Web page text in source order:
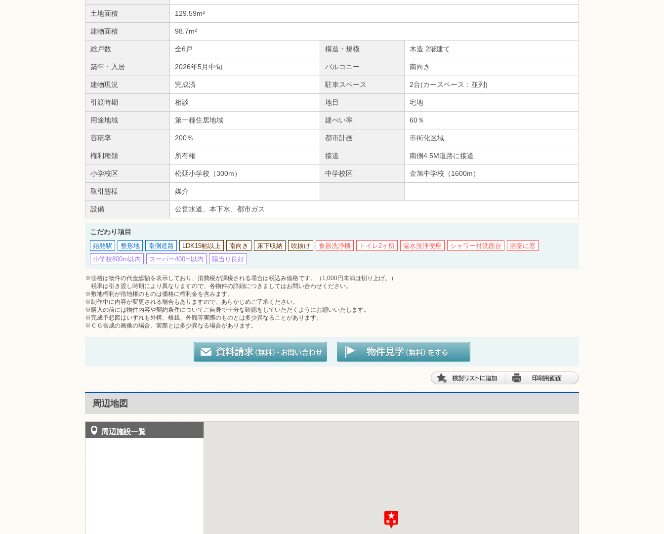
土地面積 129.59m²
建物面積 98.7m²
総戸数 全6戸 構造・規模 木造 2階建て
築年・入居 2026年5月中旬 バルコニー 南向き
建物現況 完成済 駐車スペース 2台(カースペース：並列)
引渡時期 相談 地目 宅地
用途地域 第一種住居地域 建ぺい率 60％
容積率 200％ 都市計画 市街化区域
権利種類 所有権 接道 南側4.5M道路に接道
小学校区 松延小学校（300m） 中学校区 金旭中学校（1600m）
取引態様 媒介
設備 公営水道、本下水、都市ガス
こだわり項目
始発駅 整形地 南側道路 LDK15帖以上 南向き 床下収納 吹抜け 食器洗浄機 トイレ2ヶ所 温水洗浄便座 シャワー付洗面台
浴室に窓
小学校800m以内
スーパー400m以内 陽当り良好
※価格は物件の代金総額を表示しており、消費税が課税される場合は税込み価格です。（1,000円未満は切り上げ。）
税率は引き渡し時期により異なりますので、各物件の詳細につきましてはお問い合わせください。
※敷地権利が借地権のものは価格に権利金を含みます。
※制作中に内容が変更される場合もありますので、あらかじめご了承ください。
※購入の前には物件内容や契約条件についてご自身で十分な確認をしていただくようにお願いいたします。
※完成予想図はいずれも外構、植栽、外観等実際のものとは多少異なることがあります。
※ＣＧ合成の画像の場合、実際とは多少異なる場合があります。
周辺地図
周辺施設一覧